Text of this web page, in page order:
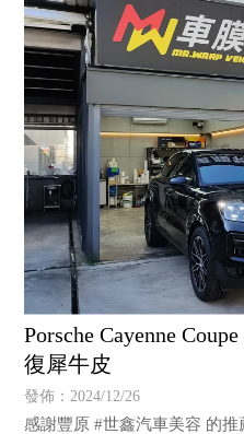
Porsche Cayenne
復犀牛皮
發佈：2024/12/26
感謝豐原 #世鑫汽車美容 的推